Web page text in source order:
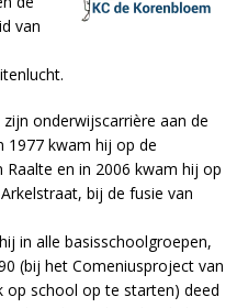
van
onderwijscarrière aan de
1977 kwam hij op de
en in 2006 kwam hij op
bij de fusie van
in alle basisschoolgroepen,
(bij het Comeniusproject van
op school op te starten) deed